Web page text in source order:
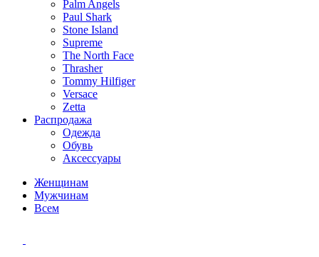
Palm Angels
Paul Shark
Stone Island
Supreme
The North Face
Thrasher
Tommy Hilfiger
Versace
Zetta
Распродажа
Одежда
Обувь
Аксессуары
Женщинам
Мужчинам
Всем